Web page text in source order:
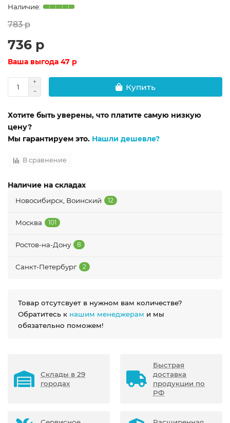
783 р
736 р
Ваша выгода 47 р
Купить
Хотите быть уверены, что платите самую низкую
цену?
Мы гарантируем это. Нашли дешевле?
В сравнение
Наличие на складах
Новосибирск, Воинский 12
Москва 101
Ростов-на-Дону 8
Санкт-Петербург 2
Товар отсутсвует в нужном вам количестве?
Обратитесь к нашим менеджерам и мы
обязательно поможем!
Склады в 29
городах
Быстрая
доставка
продукции по
РФ